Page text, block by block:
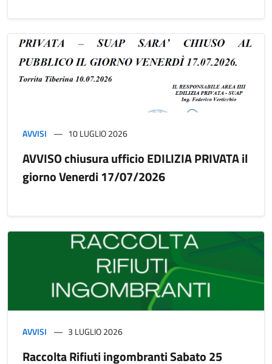
AVVISI 10 LUGLIO 2026
AVVISO chiusura ufficio EDILIZIA PRIVATA il
giorno Venerdi 17/07/2026
AVVISI 3 LUGLIO 2026
Raccolta Rifiuti ingombranti Sabato 25